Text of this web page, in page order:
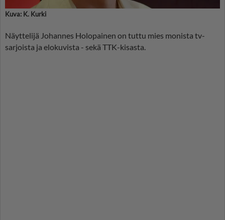
Kuva: K. Kurki
Näyttelijä Johannes Holopainen on tuttu mies monista tv-
sarjoista ja elokuvista - sekä TTK-kisasta.